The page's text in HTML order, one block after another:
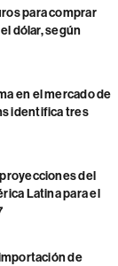
para comprar
dólar, según
en el mercado de
identifica tres
del
Latina para el
de